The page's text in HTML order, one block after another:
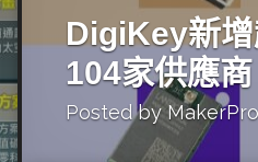
美
平
「公升級」Agentic AI方案比
Apple、NVIDIA、AMD
DigiKey新
104家供應商
Posted byMakerPro